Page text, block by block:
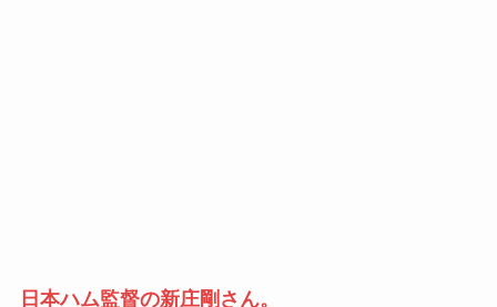
日本ハム監督の新庄剛さん。